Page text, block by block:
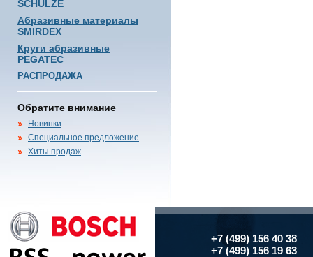
SCHULZE
Абразивные материалы
SMIRDEX
Круги абразивные
PEGATEC
РАСПРОДАЖА
Обратите внимание
Новинки
Специальное предложение
Хиты продаж
+7 (499) 156 40 38
+7 (499) 156 19 63